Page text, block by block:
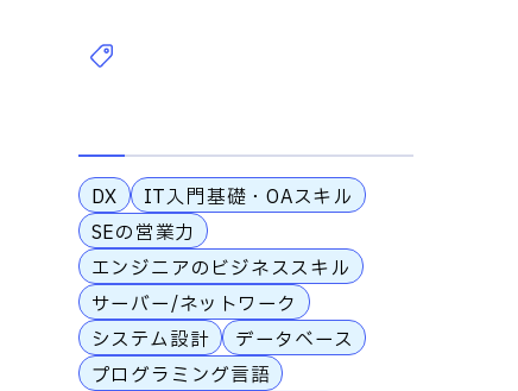
DX
IT入門基礎・OAスキル
SEの営業力
エンジニアのビジネススキル
サーバー/ネットワーク
システム設計 データベース
プログラミング言語